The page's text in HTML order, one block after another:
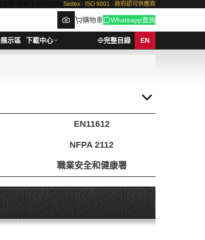
公司: 00853-28410350 Sedex · ISO 9001 · 政府認可供應商
購物車 Whatsapp查詢
示區 下載中心 完整目錄 EN
EN11612
NFPA 2112
職業安全和健康署